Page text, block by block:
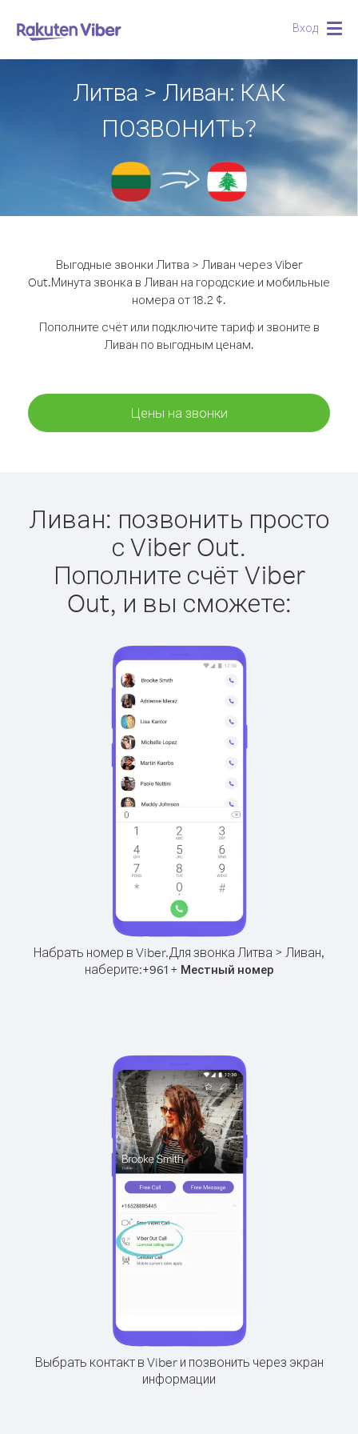
Вход
Литва > Ливан: КАК
ПОЗВОНИТЬ?
Выгодные звонки Литва > Ливан через Viber
Out.Минута звонка в Ливан на городские и мобильные
номера от 18.2 ¢.
Пополните счёт или подключите тариф и звоните в
Ливан по выгодным ценам.
Цены на звонки
Ливан: позвонить просто
с Viber Out.
Пополните счёт Viber
Out, и вы сможете:
Набрать номер в Viber.Для звонка Литва > Ливан,
наберите:+961+ Местный номер
Выбрать контакт в Viber и позвонить через экран
информации